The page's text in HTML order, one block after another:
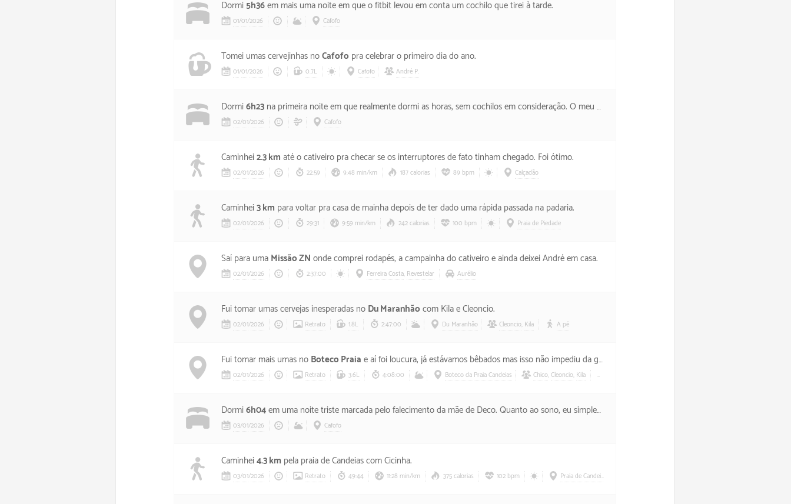
Dormi5h36em mais uma noite em que o fitbit levou em conta um cochilo que tirei à tarde.
01/01/2026 Cafofo
Tomei umas cervejinhas noCafofo pra celebrar o primeiro dia do ano.
01/01/2026 0.7L Cafofo André P.
Dormi6h23 na primeira noite em que realmente dormi as horas, sem cochilos em consideração. O meu pulso ainda tá doendo bastante, acho que terei que procurar ajuda.
02/01/2026 Cafofo
Caminhei2.3 km até o cativeiro pra checar se os interruptores de fato tinham chegado. Foi ótimo.
02/01/2026 22:59 9:48 min/km 187 calorias 89 bpm Calçadão
Caminhei3 km para voltar pra casa de mainha depois de ter dado uma rápida passada na padaria.
02/01/2026 29:31 9:59 min/km 242 calorias 100 bpm Praia de Piedade
Saí para uma Missão ZN onde comprei rodapés, a campainha do cativeiro e ainda deixei André em casa.
02/01/2026 2:37:00 Ferreira Costa Revestelar Aurélio
Fui tomar umas cervejas inesperadas no Du Maranhão com Kila e Cleoncio.
02/01/2026 Retrato 1.8L 2:47:00 Du Maranhão Cleoncio Kila A pé
Fui tomar mais umas no Boteco Praia e aí foi loucura, já estávamos bêbados mas isso não impediu da gente fechar uma grade. Ainda fiz o maior alvoroço por conta da Lua, da estação espacial e de Jupiter.
02/01/2026 Retrato 3.6L 4:08:00 Boteco da Praia Candeias Chico Cleoncio Kila
Dormi6h04em uma noite triste marcada pelo falecimento da mãe de Deco. Quanto ao sono, eu simplesmente desmaiei e tô surpreso em não ter tido ressaca.
03/01/2026 Cafofo
Caminhei4.3 km pela praia de Candeias com Cicinha.
03/01/2026 Retrato 49:44 11:28 min/km 375 calorias 102 bpm Praia de Candeias